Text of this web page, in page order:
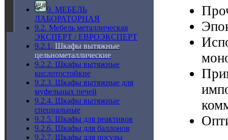
9. МЕБЕЛЬ
ЛАБОРАТОРНАЯ
9.2. Мебель металлическая
ЭКСПЕРТ / ЕВРОЭКСПЕРТ
9.2.1. Шкафы вытяжные
цельнометаллические
9.2.2. Шкафы вытяжные
кислотостойкие
9.2.3. Шкафы вытяжные для
муфельных печей
9.2.4. Шкафы вытяжные
специальные
9.2.5. Шкафы для реактивов
9.2.6. Шкафы для баллонов
9.2.7. Шкафы для посуды